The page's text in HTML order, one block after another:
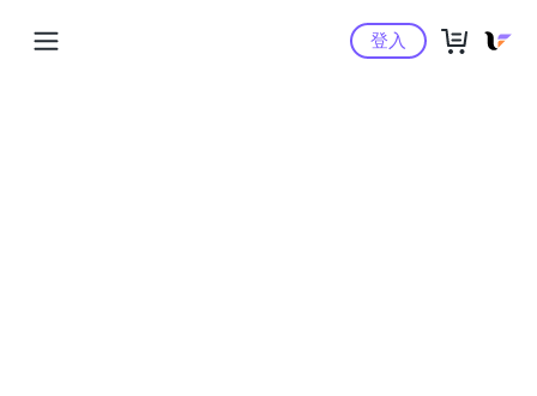
Yahoo購物中心
登入